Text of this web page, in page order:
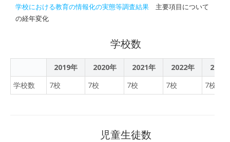
1つ。今年度は全然いけな
驚いた。
教育活動の振り返り等で活
iPad（第８世代）を購入し
ていただくこととしており
ます。
学校における教育の情報化の実態等調査結果 主要項目について
の経年変化
学校数
2019年 2020年 2021年 2022年
2023
学校数
7校 7校 7校 7校 7校
児童生徒数